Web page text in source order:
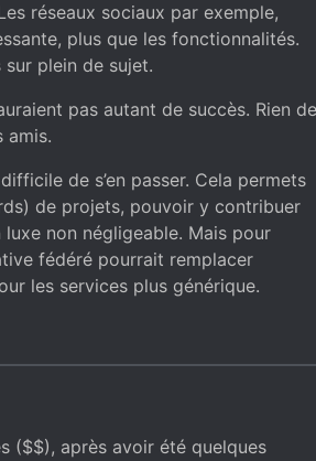
réseaux sociaux par exemple,
plus que les fonctionnalités.
plein de sujet.
pas autant de succès. Rien de
amis.
de s’en passer. Cela permets
de projets, pouvoir y contribuer
non négligeable. Mais pour
fédéré pourrait remplacer
les services plus générique.
($$), après avoir été quelques